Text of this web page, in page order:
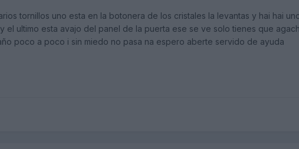
tornillos uno esta en la botonera de los cristales la levantas y hai hai
el ultimo esta avajo del panel de la puerta ese se ve solo tienes que
poco a poco i sin miedo no pasa na espero aberte servido de ayuda